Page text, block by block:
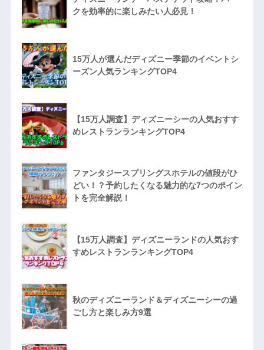
クを効率的に楽しみたい人必見！
15万人が選んだディズニー季節のイベントシ
ーズン人気ランキングTOP4
【15万人調査】ディズニーシーの人気おすす
めレストランランキングTOP4
ファンタジースプリングスホテルの値段がひ
どい！？予約したくなる魅力的な7つのポイン
トを完全解説！
【15万人調査】ディズニーランドの人気おす
すめレストランランキングTOP4
秋のディズニーランド＆ディズニーシーの過
ごし方と楽しみ方9選